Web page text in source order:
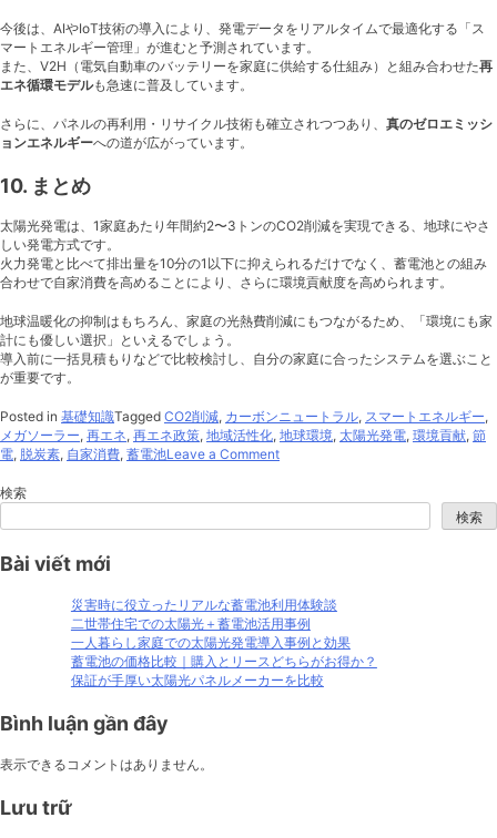
今後は、AIやIoT技術の導入により、発電データをリアルタイムで最適化する「ス
マートエネルギー管理」が進むと予測されています。
また、V2H（電気自動車のバッテリーを家庭に供給する仕組み）と組み合わせた再
エネ循環モデルも急速に普及しています。
さらに、パネルの再利用・リサイクル技術も確立されつつあり、 真のゼロエミッシ
ョンエネルギーへの道が広がっています。
10. まとめ
太陽光発電は、1家庭あたり年間約2〜3トンのCO2削減を実現できる、地球にやさ
しい発電方式です。
火力発電と比べて排出量を10分の1以下に抑えられるだけでなく、蓄電池との組み
合わせで自家消費を高めることにより、さらに環境貢献度を高められます。
地球温暖化の抑制はもちろん、家庭の光熱費削減にもつながるため、「環境にも家
計にも優しい選択」といえるでしょう。
導入前に一括見積もりなどで比較検討し、自分の家庭に合ったシステムを選ぶこと
が重要です。
Posted in 基礎知識Tagged CO2削減, カーボンニュートラル, スマートエネルギー,
メガソーラー, 再エネ, 再エネ政策, 地域活性化, 地球環境, 太陽光発電, 環境貢献, 節
電, 脱炭素, 自家消費, 蓄電池Leave a Commenton
発
球
環
境
｜
CO2
検索
検索
Bài viết mới
災害時に役立ったリアルな蓄電池利用体験談
二世帯住宅での太陽光＋蓄電池活用事例
一人暮らし家庭での太陽光発電導入事例と効果
蓄電池の価格比較｜購入とリースどちらがお得か？
保証が手厚い太陽光パネルメーカーを比較
Bình luận gần đây
表示できるコメントはありません。
Lưu trữ